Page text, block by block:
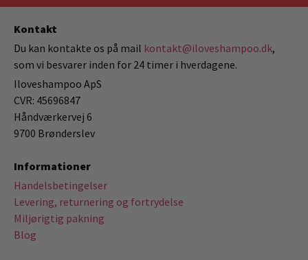
Kontakt
Du kan kontakte os på mail kontakt@iloveshampoo.dk,
som vi besvarer inden for 24 timer i hverdagene.
Iloveshampoo ApS
CVR: 45696847
Håndværkervej 6
9700 Brønderslev
Informationer
Handelsbetingelser
Levering, returnering og fortrydelse
Miljørigtig pakning
Blog